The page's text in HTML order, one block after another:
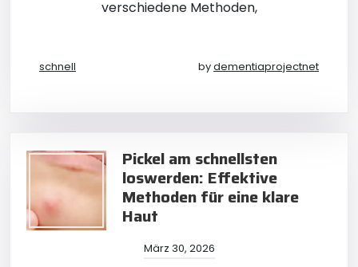
verschiedene Methoden,
schnell bydementiaprojectnet
Pickel am schnellsten
loswerden: Effektive
Methoden für eine klare
Haut
März 30, 2026